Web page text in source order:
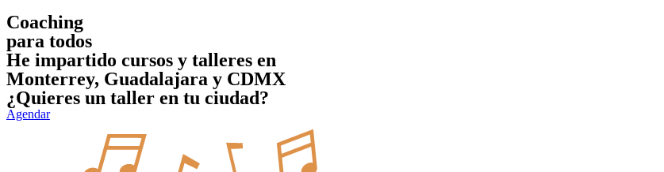
Coaching
para todos
He impartido cursos y talleres en
Monterrey, Guadalajara y CDMX
¿Quieres un taller en tu ciudad?
Agendar